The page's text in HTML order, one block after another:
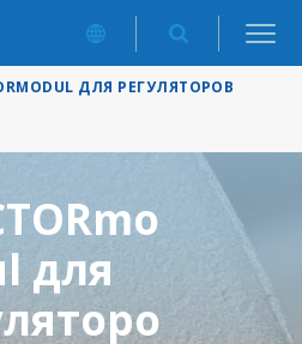
КОТЕЛЬНЫЕ / РЕГУЛЯТОРЫ
ДЛЯ РЕГУЛЯТОРОВ
для